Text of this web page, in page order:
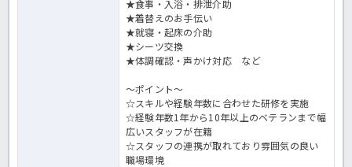
★食事・入浴・排泄介助
★着替えのお手伝い
★就寝・起床の介助
★シーツ交換
★体調確認・声かけ対応 など
～ポイント～
☆スキルや経験年数に合わせた研修を実施
☆経験年数1年から10年以上のベテランまで幅
広いスタッフが在籍
☆スタッフの連携が取れており雰囲気の良い
職場環境